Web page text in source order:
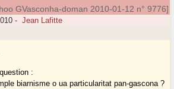
GVasconha-doman 2010-01-12 n° 9776]
- Jean Lafitte
:
biarnisme o ua particularitat pan-gascona ?